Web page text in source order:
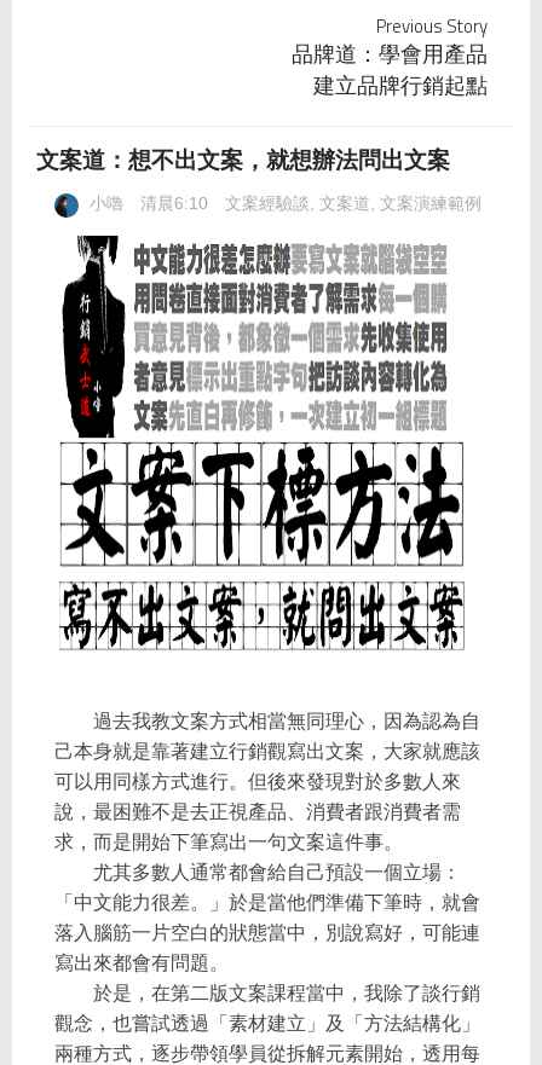
Previous Story
品牌道：學會用產品
建立品牌行銷起點
文案道：想不出文案，就想辦法問出文案
小嚕 清晨6:10 文案經驗談 文案道 文案演練範例
過去我教文案方式相當無同理心，因為認為自
己本身就是靠著建立行銷觀寫出文案，大家就應該
可以用同樣方式進行。但後來發現對於多數人來
說，最困難不是去正視產品、消費者跟消費者需
求，而是開始下筆寫出一句文案這件事。
尤其多數人通常都會給自己預設一個立場：
「中文能力很差。」於是當他們準備下筆時，就會
落入腦筋一片空白的狀態當中，別說寫好，可能連
寫出來都會有問題。
於是，在第二版文案課程當中，我除了談行銷
觀念，也嘗試透過「素材建立」及「方法結構化」
兩種方式，逐步帶領學員從拆解元素開始，透用每